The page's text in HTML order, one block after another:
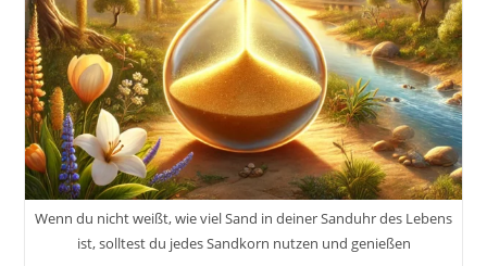
Wenn du nicht weißt, wie viel Sand in deiner Sanduhr des Lebens
ist, solltest du jedes Sandkorn nutzen und genießen